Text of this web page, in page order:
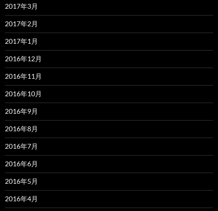
2017年3月
2017年2月
2017年1月
2016年12月
2016年11月
2016年10月
2016年9月
2016年8月
2016年7月
2016年6月
2016年5月
2016年4月